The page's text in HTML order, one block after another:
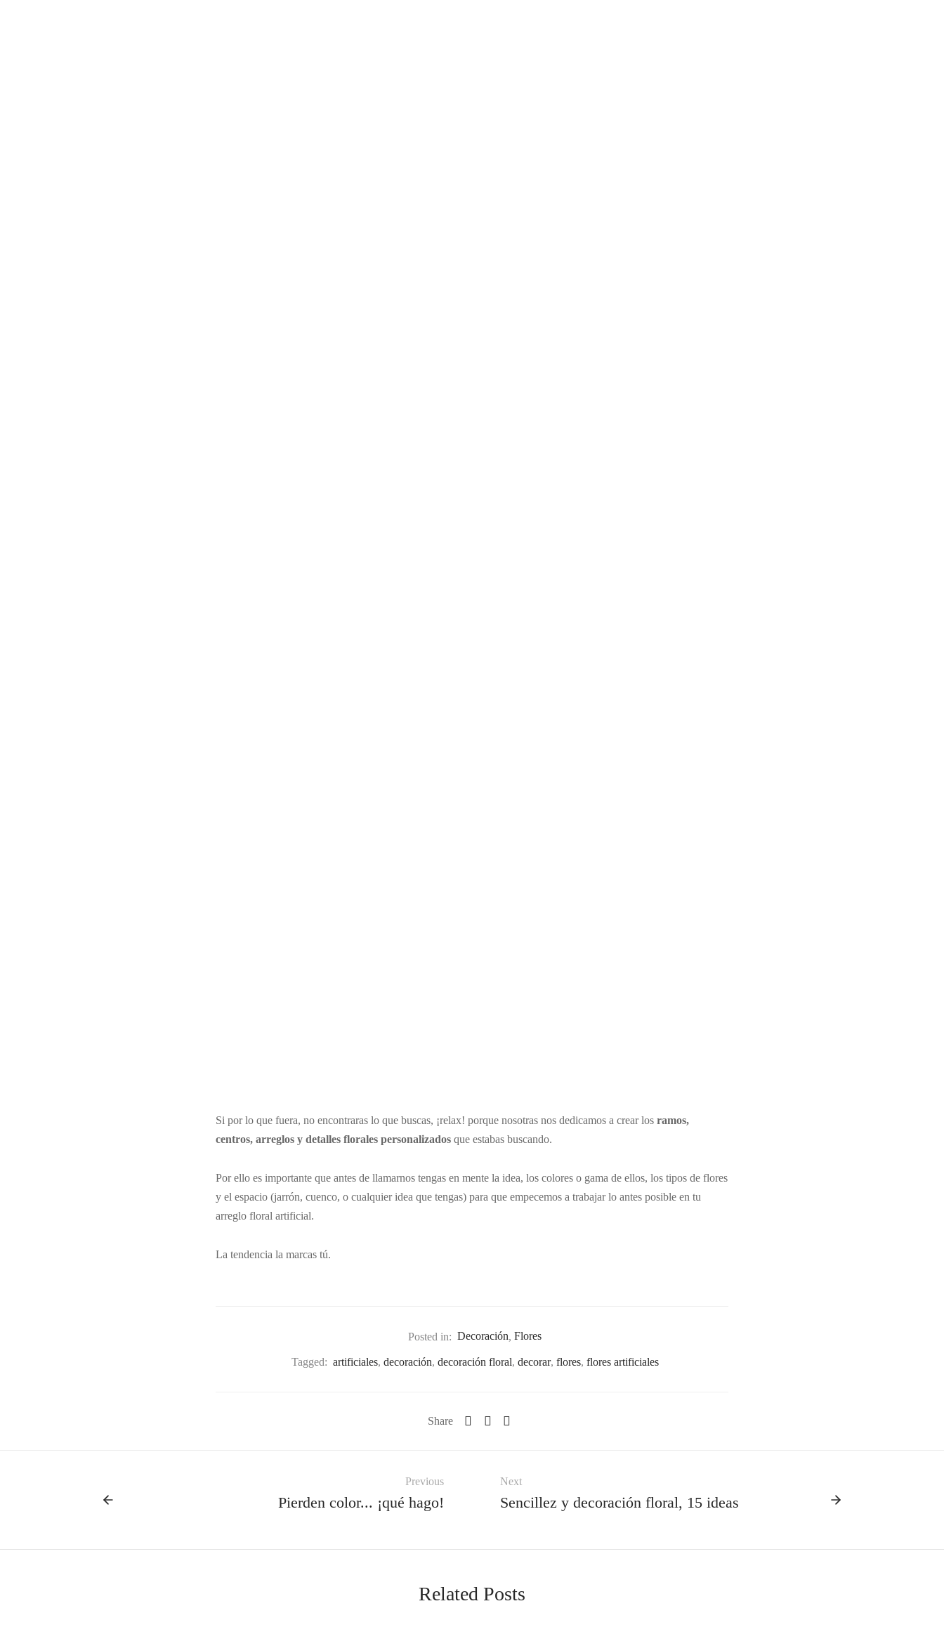
Si por lo que fuera, no encontraras lo que buscas, ¡relax! porque nosotras nos dedicamos a crear los ramos,
centros, arreglos y detalles florales personalizados que estabas buscando.
Por ello es importante que antes de llamarnos tengas en mente la idea, los colores o gama de ellos, los tipos de flores
y el espacio (jarrón, cuenco, o cualquier idea que tengas) para que empecemos a trabajar lo antes posible en tu
arreglo floral artificial.
La tendencia la marcas tú.
Posted in: Decoración, Flores
Tagged: artificiales, decoración, decoración floral, decorar, flores, flores artificiales
Share
Previous
Pierden color... ¡qué hago!
Next
Sencillez y decoración floral, 15 ideas
Related Posts